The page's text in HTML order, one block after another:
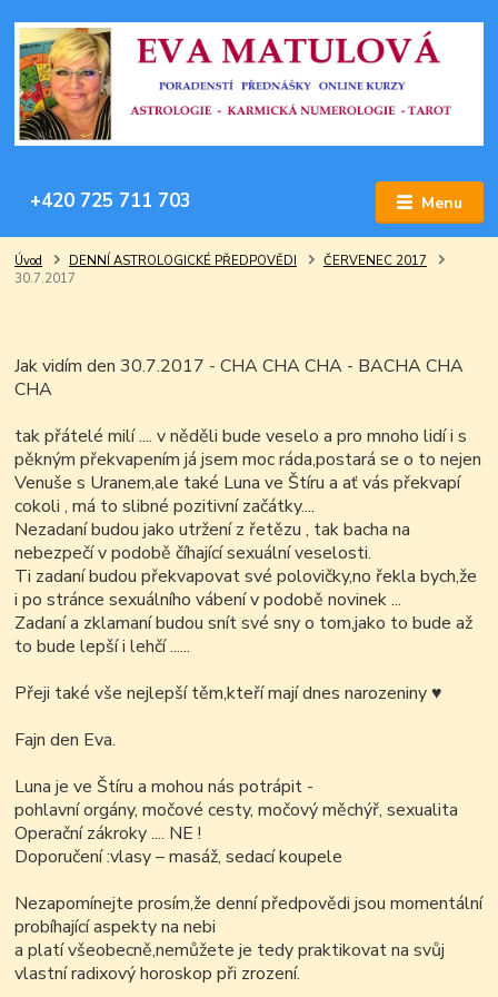
Menu
+420 725 711 703
Úvod DENNÍ ASTROLOGICKÉ PŘEDPOVĚDI
ČERVENEC 2017
30.7.2017
Jak vidím den 30.7.2017 - CHA CHA CHA - BACHA CHA
CHA
tak přátelé milí .... v něděli bude veselo a pro mnoho lidí i s
pěkným překvapením já jsem moc ráda,postará se o to nejen
Venuše s Uranem,ale také Luna ve Štíru a ať vás překvapí
cokoli , má to slibné pozitivní začátky....
Nezadaní budou jako utržení z řetězu , tak bacha na
nebezpečí v podobě číhající sexuální veselosti.
Ti zadaní budou překvapovat své polovičky,no řekla bych,že
i po stránce sexuálního vábení v podobě novinek ...
Zadaní a zklamaní budou snít své sny o tom,jako to bude až
to bude lepší i lehčí ......
Přeji také vše nejlepší těm,kteří mají dnes narozeniny♥
Fajn den Eva.
Luna je ve Štíru a mohou nás potrápit -
pohlavní orgány, močové cesty, močový měchýř, sexualita
Operační zákroky .... NE !
Doporučení :vlasy – masáž, sedací koupele
Nezapomínejte prosím,že denní předpovědi jsou momentální
probíhající aspekty na nebi
a platí všeobecně,nemůžete je tedy praktikovat na svůj
vlastní radixový horoskop při zrození.